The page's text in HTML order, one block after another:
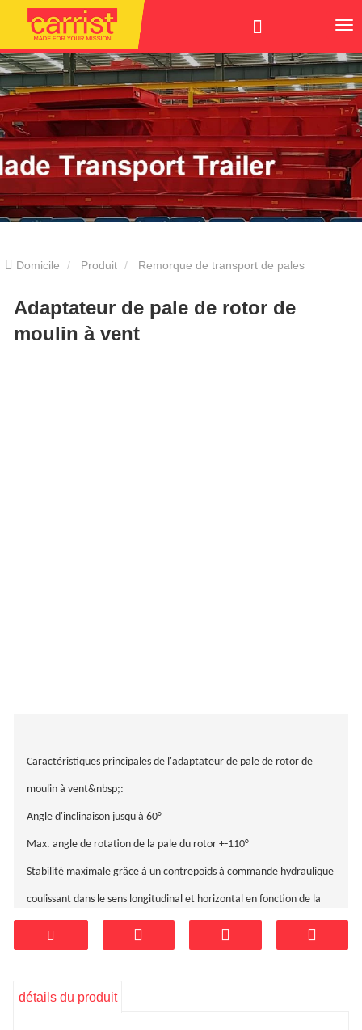
Domicile Produit Remorque de transport de pales
d'éoliennes Lève-lame Adaptateur de pale de rotor de moulin
à vent
Adaptateur de pale de rotor de
moulin à vent
Caractéristiques principales de l'adaptateur de pale de rotor de
moulin à vent&nbsp;:
Angle d'inclinaison jusqu'à 60°
Max. angle de rotation de la pale du rotor +-110°
Stabilité maximale grâce à un contrepoids à commande hydraulique
coulissant dans le sens longitudinal et horizontal en fonction de la
position des pales du rotor
détails du produit